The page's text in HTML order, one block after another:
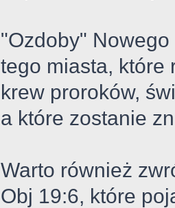
"Ozdoby"
tego miasta, które
krew proroków,
a które zostanie
Warto również
Obj 19:6, które